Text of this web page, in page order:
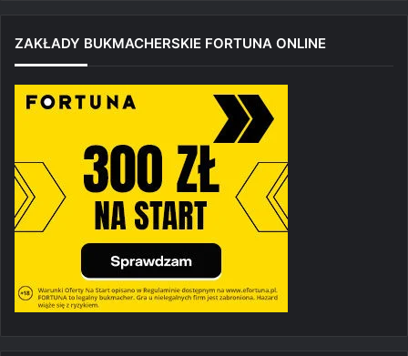
ZAKŁADY BUKMACHERSKIE FORTUNA ONLINE